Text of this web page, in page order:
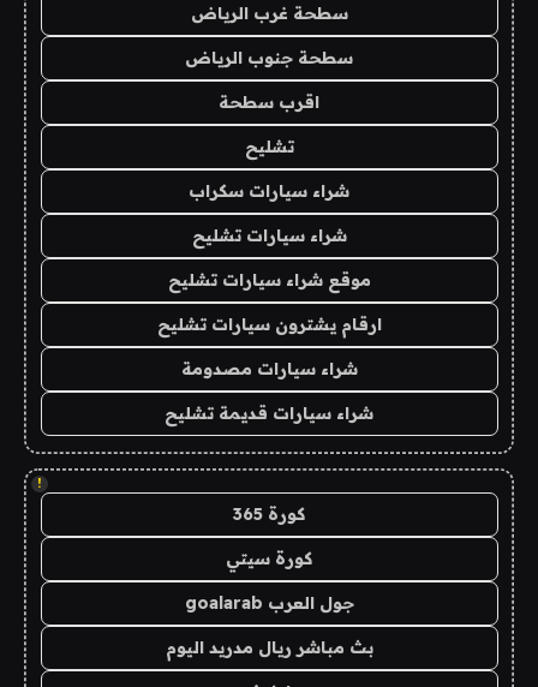
سطحة غرب الرياض
سطحة جنوب الرياض
اقرب سطحة
تشليح
شراء سيارات سكراب
شراء سيارات تشليح
موقع شراء سيارات تشليح
ارقام يشترون سيارات تشليح
شراء سيارات مصدومة
شراء سيارات قديمة تشليح
!
كورة 365
كورة سيتي
جول العرب goalarab
بث مباشر ريال مدريد اليوم